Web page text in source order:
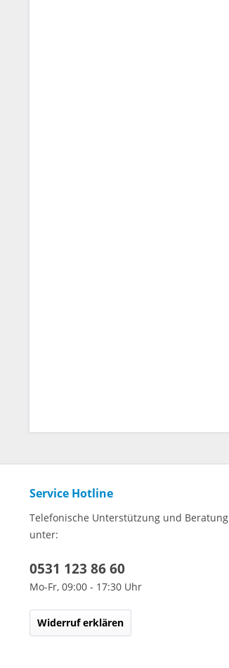
Service Hotline
Telefonische Unterstützung und Beratung
unter:
0531 123 86 60
Mo-Fr, 09:00 - 17:30 Uhr
Widerruf erklären